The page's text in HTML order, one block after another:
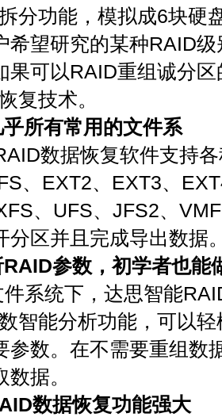
分功能，模拟成6块硬
希望研究的某种RAID
果可以RAID重组诚分
复技术。
所有常用的文件系
数据恢复软件支持
、EXT2、EXT3、
、UFS、JFS2、
分区并且完成导出数据
参数，初学者也能
系统下，达思智能
智能分析功能，可以
参数。在不需要重组数
据。
数据恢复功能强大